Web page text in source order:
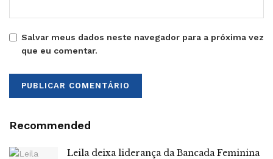
Salvar meus dados neste navegador para a próxima vez
que eu comentar.
Recommended
Leila deixa liderança da Bancada Feminina